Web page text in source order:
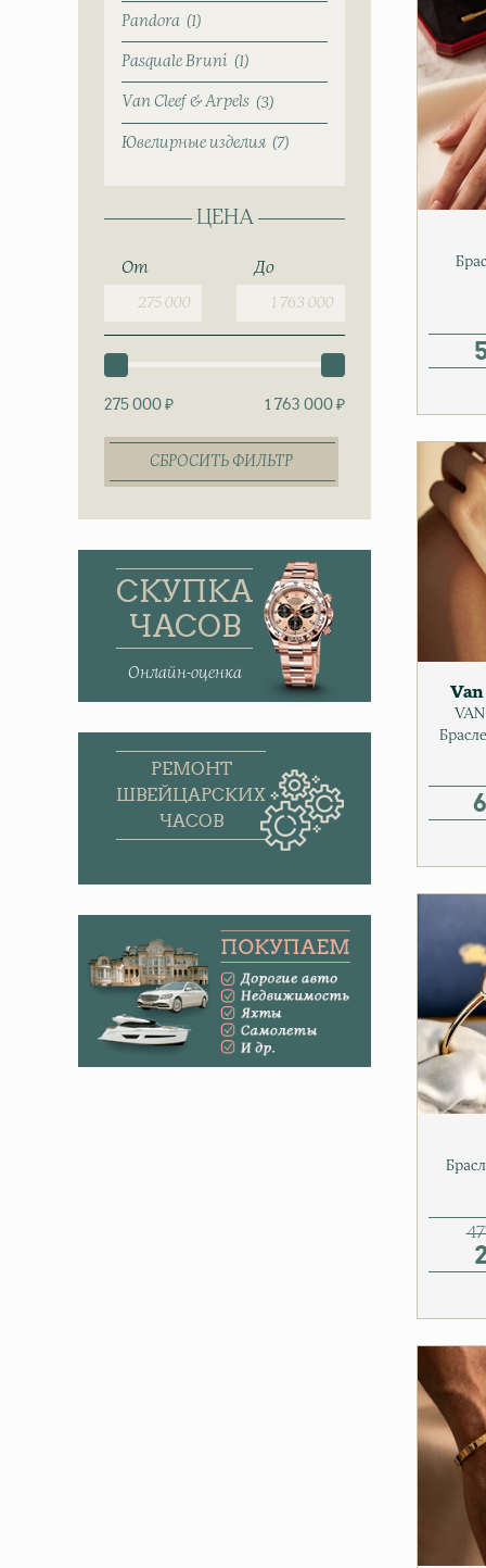
Pandora 1
Pasquale Bruni 1
Van Cleef & Arpels 3
Ювелирные изделия 7
ЦЕНА
От До
275 000 ₽ 1 763 000 ₽
СБРОСИТЬ ФИЛЬТР
СКУПКА
ЧАСОВ
Онлайн-оценка
РЕМОНТ
ШВЕЙЦАРСКИХ
ЧАСОВ
Van
VAN